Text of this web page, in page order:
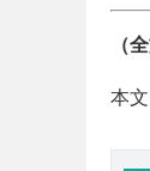
（
本文